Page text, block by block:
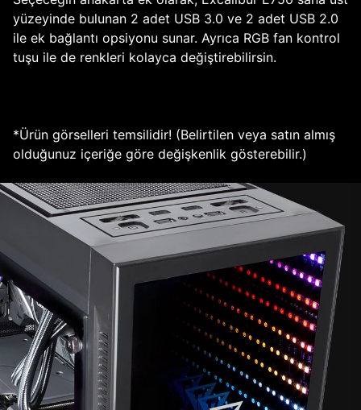
yüzeyinde bulunan 2 adet USB 3.0 ve 2 adet USB 2.0
ile ek bağlantı opsiyonu sunar. Ayrıca RGB fan kontrol
tuşu ile de renkleri kolayca değiştirebilirsin.
*Ürün görselleri temsilidir! (Belirtilen veya satın almış
olduğunuz içeriğe göre değişkenlik gösterebilir.)